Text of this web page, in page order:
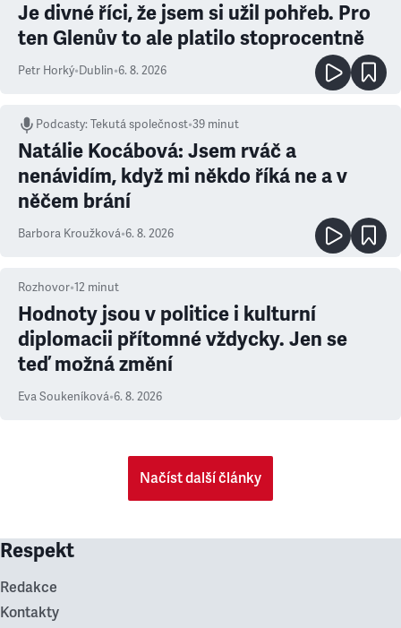
Je divné říci, že jsem si užil pohřeb. Pro
ten Glenův to ale platilo stoprocentně
Petr Horký•Dublin•6. 8. 2026
Podcasty:Tekutá společnost•39 minut
Natálie Kocábová: Jsem rváč a
nenávidím, když mi někdo říká ne a v
něčem brání
Barbora Kroužková•6. 8. 2026
Rozhovor•12 minut
Hodnoty jsou v politice i kulturní
diplomacii přítomné vždycky. Jen se
teď možná změní
Eva Soukeníková•6. 8. 2026
Načíst další články
Respekt
Redakce
Kontakty